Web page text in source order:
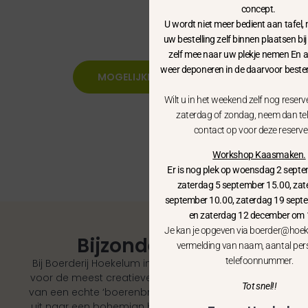
MOGELIJKHEDEN OP RIJ
Bijzonder feest?
Bij Boerderij Hoekelum in Bennekom kun je terecht
voor de meest creatieve bruiloftsideeën. Droom je
van een echte ‘boerenbruiloft’? Of gaat je voorkeur
concept.
U wordt niet meer bedient aan tafel,
uw bestelling zelf binnen plaatsen
zelf mee naar uw plekje nemen En
weer deponeren in de daarvoor
Wilt u in het weekend zelf nog
zaterdag of zondag, neem dan
contact op voor deze
Workshop Kaasmaken.
Er is nog plek op woensdag 2
zaterdag 5 september 15.00,
september 10.00, zaterdag 19
en zaterdag 12 december om
Je kan je opgeven via
vermelding van naam, aantal
telefoonnummer.
Tot snel!!